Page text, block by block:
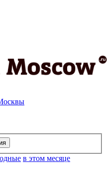
в этом месяце